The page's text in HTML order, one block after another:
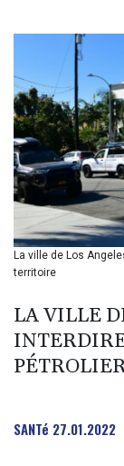
La ville de Los
territoire
LA VILLE
SANTé 27.01.2022